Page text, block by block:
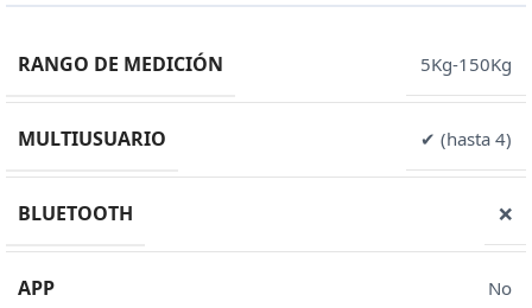
RANGO DE MEDICIÓN 5Kg-150Kg
MULTIUSUARIO ✔ (hasta 4)
BLUETOOTH ❌
APP No